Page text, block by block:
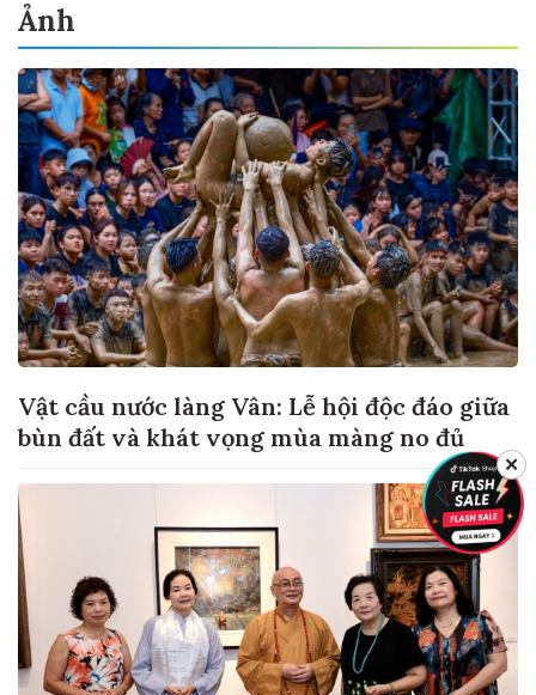
Ảnh
Vật cầu nước làng Vân: Lễ hội độc đáo giữa
bùn đất và khát vọng mùa màng no đủ
✕